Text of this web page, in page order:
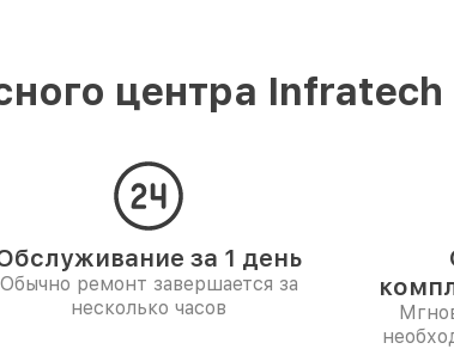
центра Infratech
за 1 день
Обычно ремонт завершается за
несколько часов